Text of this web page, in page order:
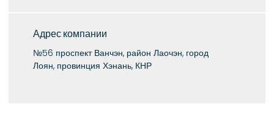
Адрес компании
№56 проспект Ванчэн, район Лаочэн, город
Лоян, провинция Хэнань, КНР